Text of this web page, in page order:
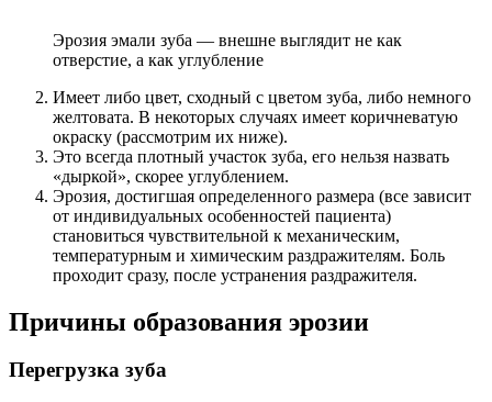
Эрозия эмали зуба — внешне выглядит не как
отверстие, а как углубление
Имеет либо цвет, сходный с цветом зуба, либо немного
желтовата. В некоторых случаях имеет коричневатую
окраску (рассмотрим их ниже).
Это всегда плотный участок зуба, его нельзя назвать
«дыркой», скорее углублением.
Эрозия, достигшая определенного размера (все зависит
от индивидуальных особенностей пациента)
становиться чувствительной к механическим,
температурным и химическим раздражителям. Боль
проходит сразу, после устранения раздражителя.
Причины образования эрозии
Перегрузка зуба